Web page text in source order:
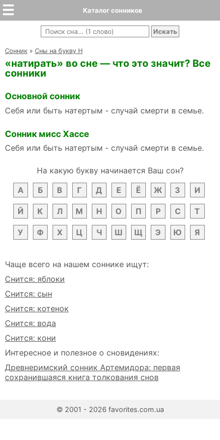
Каталог сонников
Cонник » Сны на букву Н
«натирать» во сне — что это значит? Все
сонники
Основной сонник
Себя или быть натертым - случай смерти в семье.
Сонник мисс Хассе
Себя или быть натертым - случай смерти в семье.
На какую букву начинается Ваш сон?
А
Б В Г Д Е Ё Ж З И
Й К Л М Н О П Р С Т
У Ф Х Ц Ч Ш Щ Э Ю Я
Чаще всего на нашем соннике ищут:
Снится: яблоки
Снится: сын
Снится: котенок
Снится: вода
Снится: кони
Интересное и полезное о сновидениях:
Древнеримский сонник Артемидора: первая
сохранившаяся книга толкования снов
© 2001 - 2026 favorites.com.ua